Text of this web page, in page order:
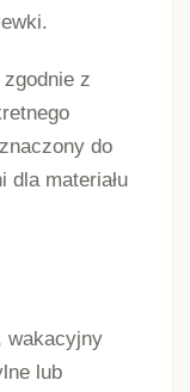
z
do
dla materiału
wakacyjny
lub